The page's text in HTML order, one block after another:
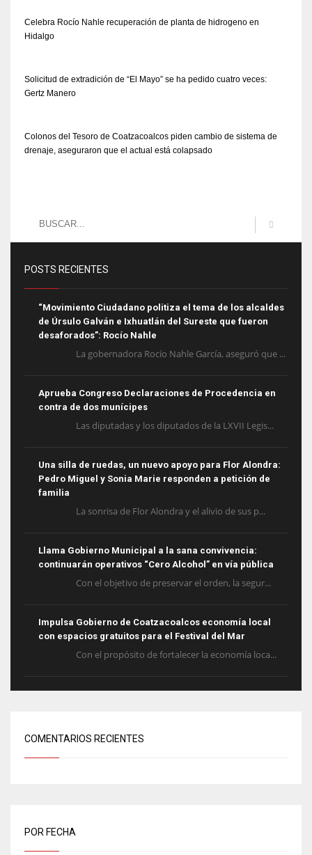
Celebra Rocío Nahle recuperación de planta de hidrogeno en
Hidalgo
Solicitud de extradición de “El Mayo” se ha pedido cuatro veces:
Gertz Manero
Colonos del Tesoro de Coatzacoalcos piden cambio de sistema de
drenaje, aseguraron que el actual está colapsado
POSTS RECIENTES
“Movimiento Ciudadano politiza el tema de los alcaldes
de Úrsulo Galván e Ixhuatlán del Sureste que fueron
desaforados”: Rocío Nahle
La gobernadora Rocío Nahle García, aseguró que ...
Aprueba Congreso Declaraciones de Procedencia en
contra de dos munícipes
Las diputadas y los diputados de la LXVII Legis...
Una silla de ruedas, un nuevo apoyo para Flor Alondra:
Pedro Miguel y Sonia Marie responden a petición de
familia
La sonrisa de Flor Alondra y el alivio de sus p...
Llama Gobierno Municipal a la sana convivencia:
continuarán operativos “Cero Alcohol” en vía pública
Con el objetivo de preservar el orden, la segur...
Impulsa Gobierno de Coatzacoalcos economía local
con espacios gratuitos para el Festival del Mar
Con el propósito de fortalecer la economía loca...
COMENTARIOS RECIENTES
POR FECHA